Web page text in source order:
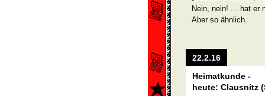
Nein, nein! ... hat er
Aber so ähnlich.
22.2.16
Heimatkunde -
heute: Clausnitz